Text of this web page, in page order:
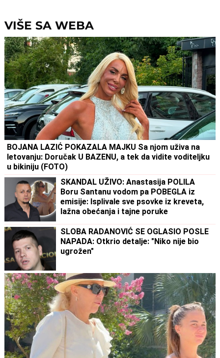
VIŠE SA WEBA
BOJANA LAZIĆ POKAZALA MAJKU Sa njom uživa na
letovanju: Doručak U BAZENU, a tek da vidite voditeljku
u bikiniju (FOTO)
SKANDAL UŽIVO: Anastasija POLILA
Boru Santanu vodom pa POBEGLA iz
emisije: Isplivale sve psovke iz kreveta,
lažna obećanja i tajne poruke
SLOBA RADANOVIĆ SE OGLASIO POSLE
NAPADA: Otkrio detalje: "Niko nije bio
ugrožen"